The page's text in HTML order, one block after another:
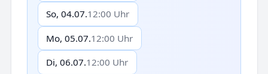
So, 04.07.12:00 Uhr
Mo, 05.07.12:00 Uhr
Di, 06.07.12:00 Uhr